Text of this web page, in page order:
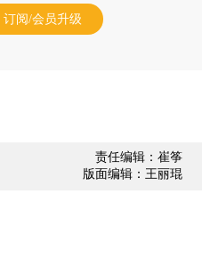
订阅/会员升级
责任编辑：崔筝
版面编辑：王丽琨